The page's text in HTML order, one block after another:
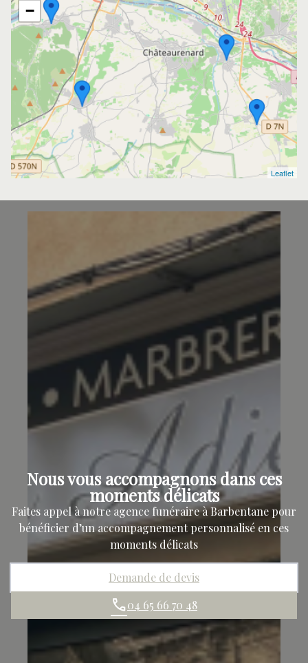
−
Leaflet
Nous vous accompagnons dans ces
moments délicats
Faites appel à notre agence funéraire à Barbentane pour
bénéficier d’un accompagnement personnalisé en ces
moments délicats
Demande de devis
04 65 66 70 48